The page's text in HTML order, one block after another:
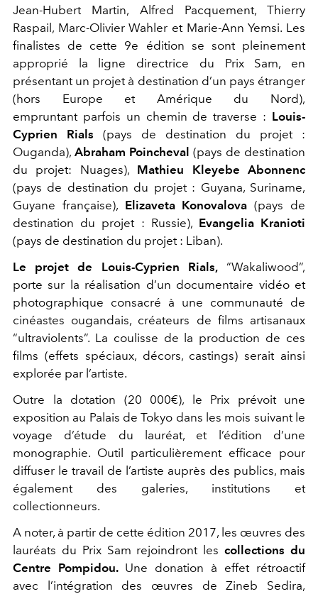
Jean-Hubert Martin, Alfred Pacquement, Thierry
Raspail, Marc-Olivier Wahler et Marie-Ann Yemsi. Les
finalistes de cette 9e édition se sont pleinement
approprié la ligne directrice du Prix Sam, en
présentant un projet à destination d’un pays étranger
(hors Europe et Amérique du Nord),
empruntant parfois un chemin de traverse : Louis-
Cyprien Rials (pays de destination du projet :
Ouganda), Abraham Poincheval (pays de destination
du projet: Nuages), Mathieu Kleyebe Abonnenc
(pays de destination du projet : Guyana, Suriname,
Guyane française), Elizaveta Konovalova (pays de
destination du projet : Russie), Evangelia Kranioti
(pays de destination du projet : Liban).
Le projet de Louis-Cyprien Rials,“Wakaliwood”,
porte sur la réalisation d’un documentaire vidéo et
photographique consacré à une communauté de
cinéastes ougandais, créateurs de films artisanaux
“ultraviolents”. La coulisse de la production de ces
films (effets spéciaux, décors, castings) serait ainsi
explorée par l’artiste.
Outre la dotation (20 000€), le Prix prévoit une
exposition au Palais de Tokyo dans les mois suivant le
voyage d’étude du lauréat, et l’édition d’une
monographie. Outil particulièrement efficace pour
diffuser le travail de l’artiste auprès des publics, mais
également des galeries, institutions et
collectionneurs.
A noter, à partir de cette édition 2017, les œuvres des
lauréats du Prix Sam rejoindront les collections du
Centre Pompidou. Une donation à effet rétroactif
avec l’intégration des œuvres de Zineb Sedira,